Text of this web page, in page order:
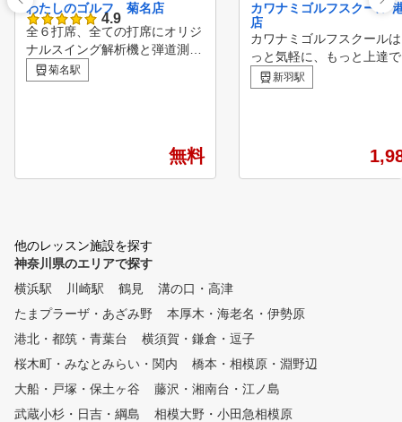
わたしのゴルフ 菊名店
4.9
全６打席、全ての打席にオリジ
ナルスイング解析機と弾道測定
器を完備！ 月額会費はレッス
ン込み月7,980円～。毎月定額
すので手ぶらでもOK！ レフテ
菊名駅
無料
カワナミゴルフスクール
店
カワナミゴルフスクール
っと気軽に、もっと上達
環境づくりをテーマとし
フスクールです。 ゴルフ
りのゴルフライフを⽣涯
トいたします。
新羽駅
他のレッスン施設を探す
神奈川県のエリアで探す
横浜駅
川崎駅 鶴見
溝の口・高津
たまプラーザ・あざみ野
本厚木・海老名・伊勢原
港北・都筑・青葉台
横須賀・鎌倉・逗子
桜木町・みなとみらい・関内
橋本・相模原・淵野辺
大船・戸塚・保土ヶ谷
藤沢・湘南台・江ノ島
武蔵小杉・日吉・綱島
相模大野・小田急相模原